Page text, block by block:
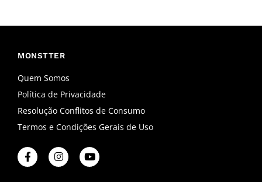
MONSTTER
Quem Somos
Política de Privacidade
Resolução Conflitos de Consumo
Termos e Condições Gerais de Uso
F
a
c
I
n
s
Y
o
u